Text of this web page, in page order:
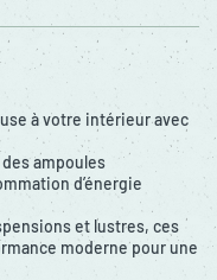
à votre intérieur avec
ampoules
d’énergie
et lustres, ces
moderne pour une